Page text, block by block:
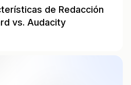
de Redacción
vs. Audacity